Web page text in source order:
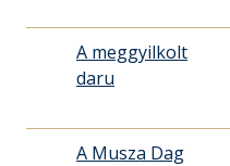
A meggyilkolt
daru
A Musza Dag